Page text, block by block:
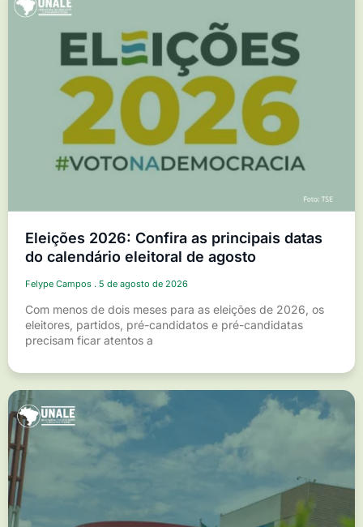
Eleições 2026: Confira as principais datas
do calendário eleitoral de agosto
Felype Campos 5 de agosto de 2026
Com menos de dois meses para as eleições de 2026, os
eleitores, partidos, pré-candidatos e pré-candidatas
precisam ficar atentos a